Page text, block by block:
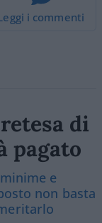
i commenti
di
pagato
e
non basta